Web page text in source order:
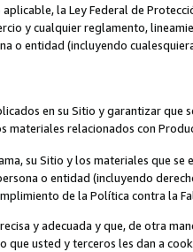
la Ley Federal de
y cualquier reglamento,
o entidad (incluyendo
en su Sitio y garantizar que
materiales relacionados con
su Sitio y los materiales que se
o entidad (incluyendo
de la Política contra la
y adecuada y que, de otra
que usted y terceros les dan a